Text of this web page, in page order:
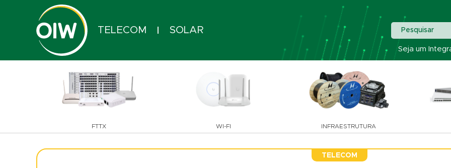
TELECOM SOLAR
Seja um
Pesquisar
FTTX WI-FI INFRAESTRUTURA
TELECOM